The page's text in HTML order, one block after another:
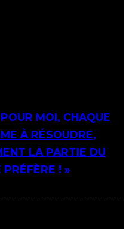
MOI, CHAQUE
À RÉSOUDRE,
LA PARTIE DU
PRÉFÈRE ! »